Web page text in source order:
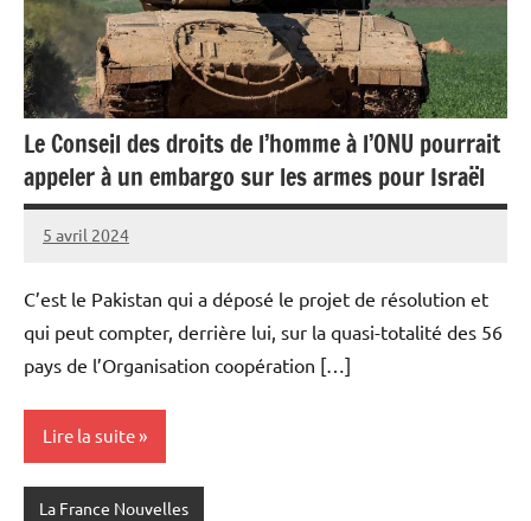
Le Conseil des droits de l’homme à l’ONU pourrait
appeler à un embargo sur les armes pour Israël
5 avril 2024
Admins
C’est le Pakistan qui a déposé le projet de résolution et
qui peut compter, derrière lui, sur la quasi-totalité des 56
pays de l’Organisation coopération […]
Lire la suite
La France Nouvelles